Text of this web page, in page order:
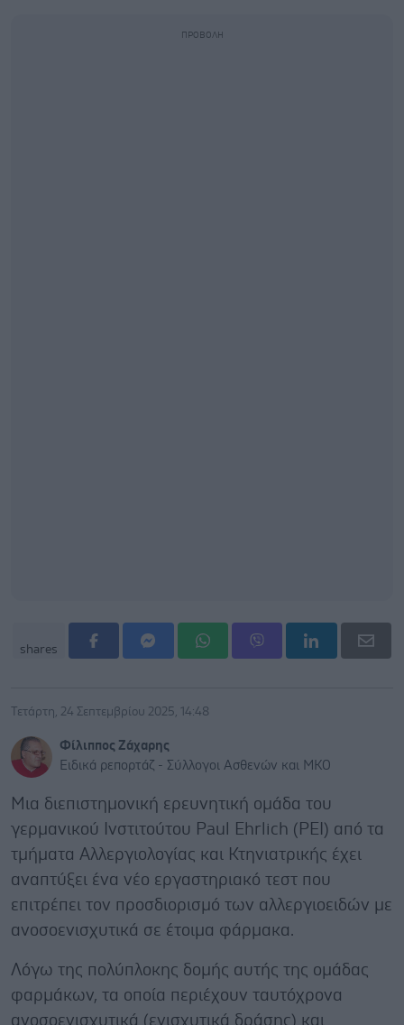
shares
Τετάρτη, 24 Σεπτεμβρίου 2025, 14:48
Φίλιππος Ζάχαρης
Ειδικά ρεπορτάζ - Σύλλογοι Ασθενών και ΜΚΟ
Μια διεπιστημονική ερευνητική ομάδα του
γερμανικού Ινστιτούτου Paul Ehrlich (PEI) από τα
τμήματα Αλλεργιολογίας και Κτηνιατρικής έχει
αναπτύξει ένα νέο εργαστηριακό τεστ που
επιτρέπει τον προσδιορισμό των αλλεργιοειδών με
ανοσοενισχυτικά σε έτοιμα φάρμακα.
Λόγω της πολύπλοκης δομής αυτής της ομάδας
φαρμάκων, τα οποία περιέχουν ταυτόχρονα
ανοσοενισχυτικά (ενισχυτικά δράσης) και